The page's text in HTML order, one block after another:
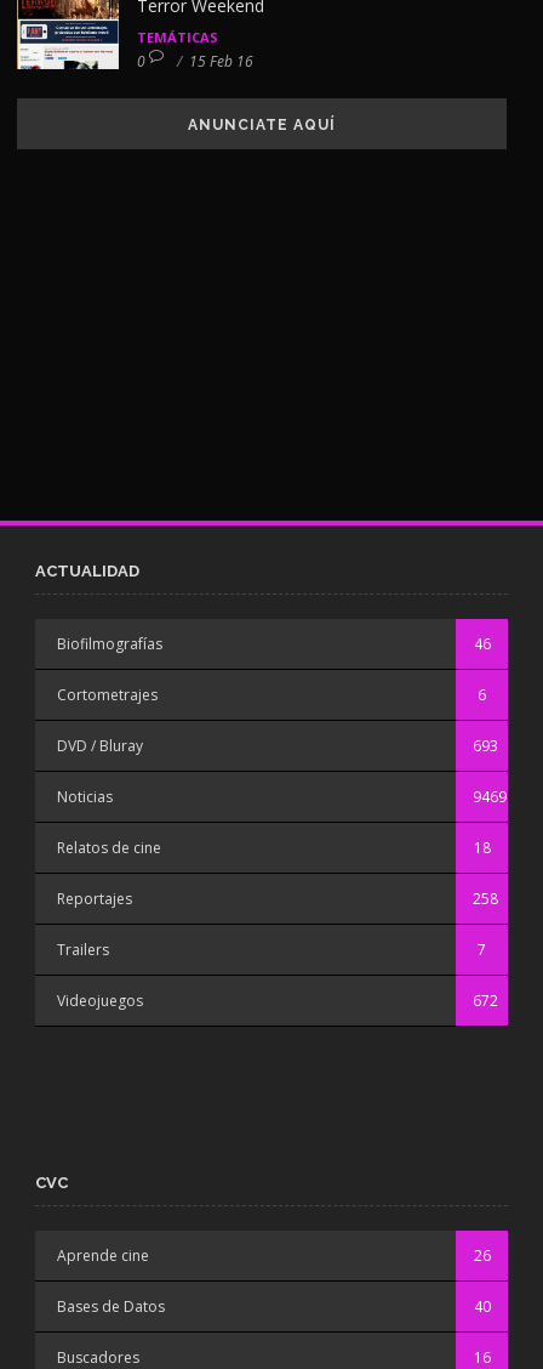
Terror Weekend
TEMÁTICAS
0 / 15 Feb 16
ANUNCIATE AQUÍ
ACTUALIDAD
Biofilmografías 46
Cortometrajes 6
DVD / Bluray 693
Noticias 9469
Relatos de cine 18
Reportajes 258
Trailers 7
Videojuegos 672
CVC
Aprende cine 26
Bases de Datos 40
Buscadores 16